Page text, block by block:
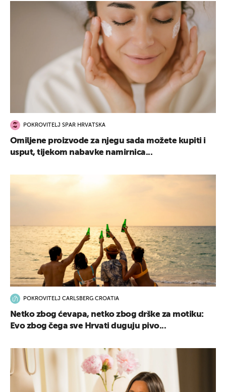
POKROVITELJ SPAR HRVATSKA
Omiljene proizvode za njegu sada možete kupiti i
usput, tijekom nabavke namirnica...
POKROVITELJ CARLSBERG CROATIA
Netko zbog ćevapa, netko zbog drške za motiku:
Evo zbog čega sve Hrvati duguju pivo...